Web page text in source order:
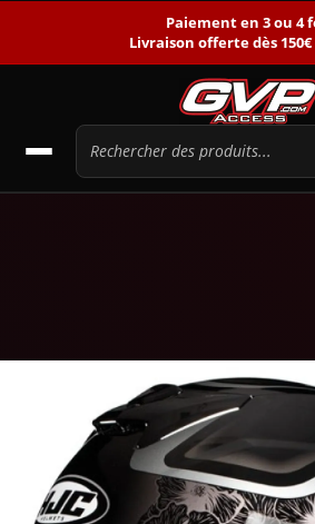
Paiement en 3 ou 4
Livraison offerte dès
-17%